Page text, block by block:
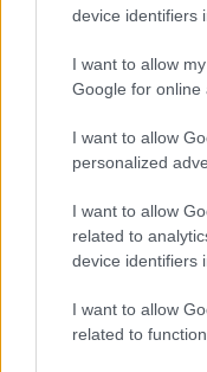
device identifiers
I want to allow
Google for online
I want to allow
personalized
I want to allow
related to
device identifiers
I want to allow
related to
Πέτρα Μάρτιτς
ΑΛΛΑ #TAGS
Μαρία Σάκκαρη
Έμα